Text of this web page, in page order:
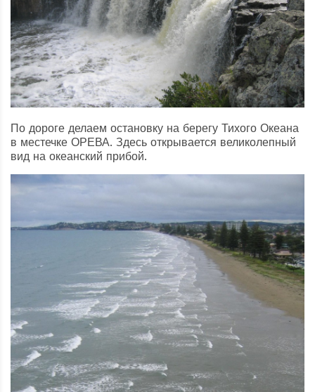
По дороге делаем остановку на берегу Тихого Океана
в местечке ОРЕВА. Здесь открывается великолепный
вид на океанский прибой.